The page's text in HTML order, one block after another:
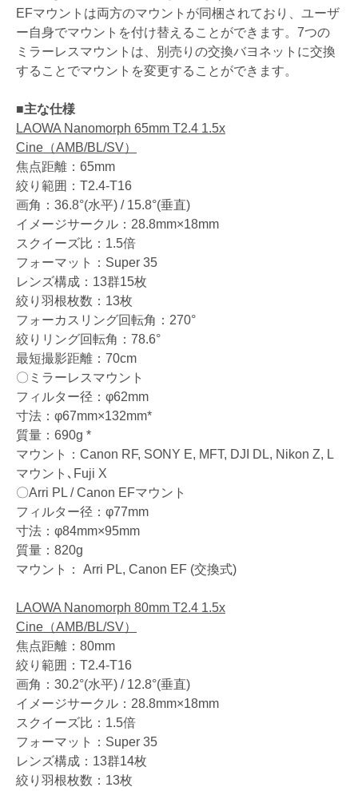
EFマウントは両方のマウントが同梱されており、ユーザ
ー自身でマウントを付け替えることができます。7つの
ミラーレスマウントは、別売りの交換バヨネットに交換
することでマウントを変更することができます。
■主な仕様
LAOWA Nanomorph 65mm T2.4 1.5x
Cine（AMB/BL/SV）
焦点距離：65mm
絞り範囲：T2.4-T16
画角：36.8°(水平) / 15.8°(垂直)
イメージサークル：28.8mm×18mm
スクイーズ比：1.5倍
フォーマット：Super 35
レンズ構成：13群15枚
絞り羽根枚数：13枚
フォーカスリング回転角：270°
絞りリング回転角：78.6°
最短撮影距離：70cm
〇ミラーレスマウント
フィルター径：φ62mm
寸法：φ67mm×132mm*
質量：690g *
マウント：Canon RF, SONY E, MFT, DJI DL, Nikon Z, L
マウント､Fuji X
〇Arri PL / Canon EFマウント
フィルター径：φ77mm
寸法：φ84mm×95mm
質量：820g
マウント： Arri PL, Canon EF (交換式)
LAOWA Nanomorph 80mm T2.4 1.5x
Cine（AMB/BL/SV）
焦点距離：80mm
絞り範囲：T2.4-T16
画角：30.2°(水平) / 12.8°(垂直)
イメージサークル：28.8mm×18mm
スクイーズ比：1.5倍
フォーマット：Super 35
レンズ構成：13群14枚
絞り羽根枚数：13枚